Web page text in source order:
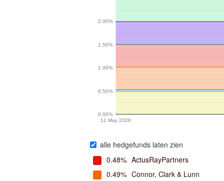
11 May 2026
0.00%
0.50%
1.00%
1.50%
2.00%
alle hedgefunds laten zien
0.48% ActusRayPartners
0.49% Connor, Clark & Lunn